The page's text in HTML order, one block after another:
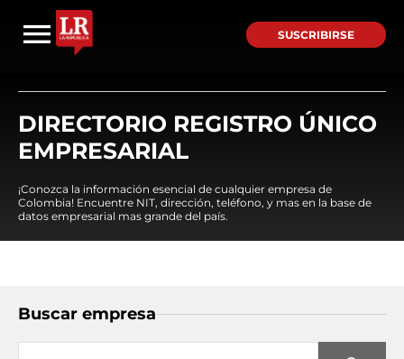
SUSCRIBIRSE
DIRECTORIO REGISTRO ÚNICO
EMPRESARIAL
¡Conozca la información esencial de cualquier empresa de
Colombia! Encuentre NIT, dirección, teléfono, y mas en la base de
datos empresarial mas grande del país.
Buscar empresa